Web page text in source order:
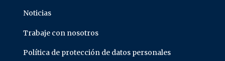
Noticias
Trabaje con nosotros
Política de protección de datos personales